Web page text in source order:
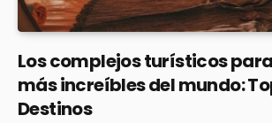
Los complejos turísticos
más increíbles del mundo:
Destinos